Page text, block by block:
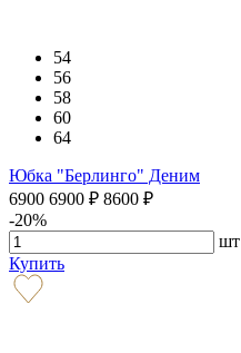
54
56
58
60
64
Юбка "Берлинго" Деним
6900 6900 ₽ 8600 ₽
-20%
шт
Купить